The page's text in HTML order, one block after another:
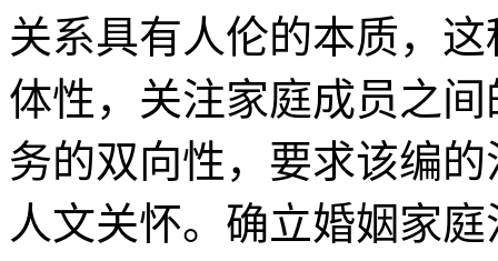
关系具有人伦的本质，
体性，关注家庭成员之
务的双向性，要求该编
人文关怀。确立婚姻家